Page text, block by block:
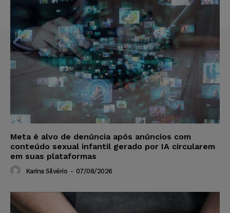
Meta é alvo de denúncia após anúncios com
conteúdo sexual infantil gerado por IA circularem
em suas plataformas
Karina Silvério - 07/08/2026